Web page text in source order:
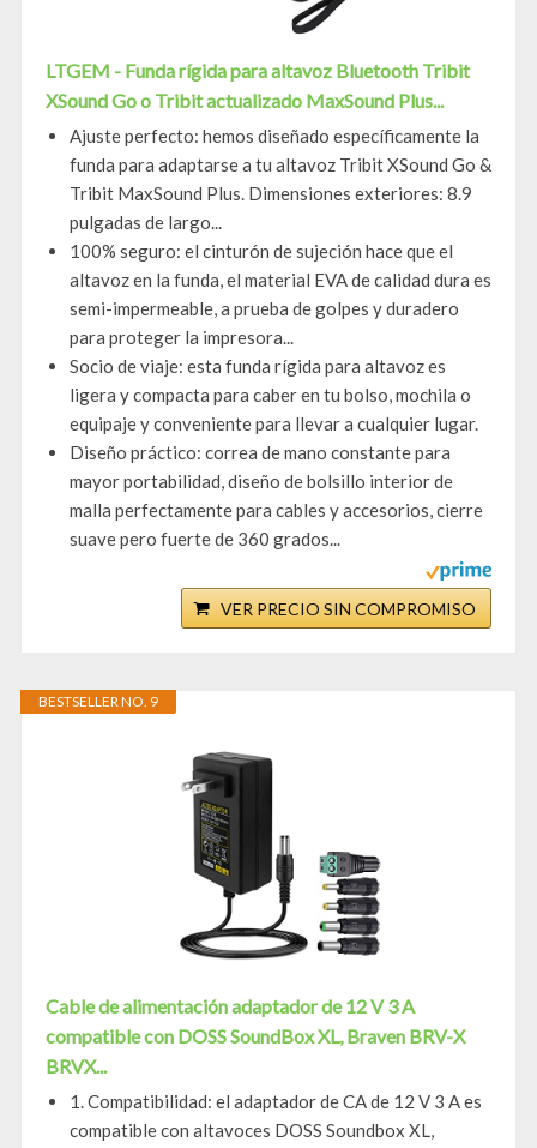
LTGEM - Funda rígida para altavoz Bluetooth Tribit
XSound Go o Tribit actualizado MaxSound Plus...
Ajuste perfecto: hemos diseñado específicamente la
funda para adaptarse a tu altavoz Tribit XSound Go &
Tribit MaxSound Plus. Dimensiones exteriores: 8.9
pulgadas de largo...
100% seguro: el cinturón de sujeción hace que el
altavoz en la funda, el material EVA de calidad dura es
semi-impermeable, a prueba de golpes y duradero
para proteger la impresora...
Socio de viaje: esta funda rígida para altavoz es
ligera y compacta para caber en tu bolso, mochila o
equipaje y conveniente para llevar a cualquier lugar.
Diseño práctico: correa de mano constante para
mayor portabilidad, diseño de bolsillo interior de
malla perfectamente para cables y accesorios, cierre
suave pero fuerte de 360 grados...
VER PRECIO SIN COMPROMISO
BESTSELLER NO. 9
Cable de alimentación adaptador de 12 V 3 A
compatible con DOSS SoundBox XL, Braven BRV-X
BRVX...
1. Compatibilidad: el adaptador de CA de 12 V 3 A es
compatible con altavoces DOSS Soundbox XL,